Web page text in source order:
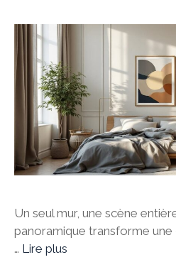
Un seul mur, une scène
panoramique transforme
… Lire plus